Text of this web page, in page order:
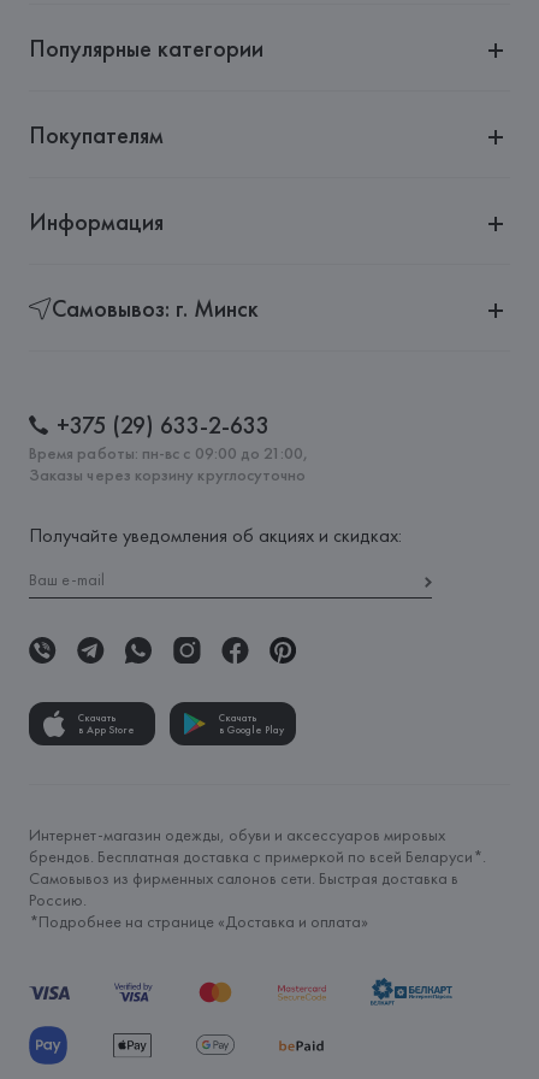
Популярные категории
Покупателям
Информация
Самовывоз: г. Минск
+375 (29) 633-2-633
Время работы: пн-вс с 09:00 до 21:00,
Заказы через корзину круглосуточно
Получайте уведомления об акциях и скидках:
Скачать
в App Store
Скачать
в Google Play
Интернет-магазин одежды, обуви и аксессуаров мировых
брендов. Бесплатная доставка с примеркой по всей Беларуси*.
Самовывоз из фирменных салонов сети. Быстрая доставка в
Россию.
*Подробнее на странице «Доставка и оплата»